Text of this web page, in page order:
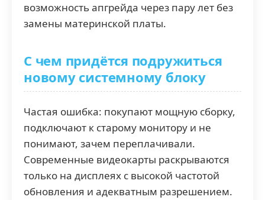
возможность апгрейда через пару лет без
замены материнской платы.
С чем придётся подружиться
новому системному блоку
Частая ошибка: покупают мощную сборку,
подключают к старому монитору и не
понимают, зачем переплачивали.
Современные видеокарты раскрываются
только на дисплеях с высокой частотой
обновления и адекватным разрешением.